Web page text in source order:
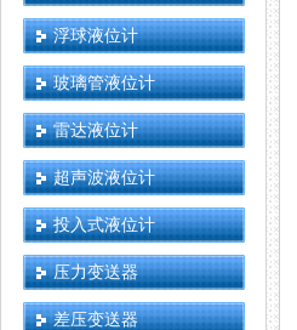
浮球液位计
玻璃管液位计
雷达液位计
超声波液位计
投入式液位计
压力变送器
差压变送器